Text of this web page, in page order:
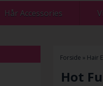
Hår Accessories
Forside » Hair
Hot